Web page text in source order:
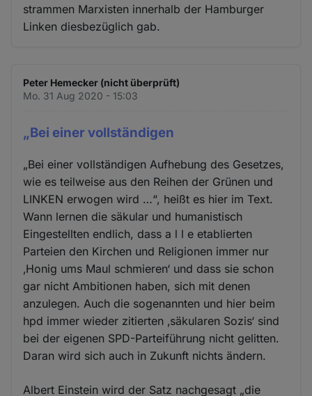
strammen Marxisten innerhalb der Hamburger
Linken diesbezüglich gab.
Peter Hemecker (nicht überprüft)
Mo. 31 Aug 2020 - 15:03
„Bei einer vollständigen
„Bei einer vollständigen Aufhebung des Gesetzes,
wie es teilweise aus den Reihen der Grünen und
LINKEN erwogen wird …“, heißt es hier im Text.
Wann lernen die säkular und humanistisch
Eingestellten endlich, dass a l l e etablierten
Parteien den Kirchen und Religionen immer nur
‚Honig ums Maul schmieren‘ und dass sie schon
gar nicht Ambitionen haben, sich mit denen
anzulegen. Auch die sogenannten und hier beim
hpd immer wieder zitierten ‚säkularen Sozis‘ sind
bei der eigenen SPD-Parteiführung nicht gelitten.
Daran wird sich auch in Zukunft nichts ändern.
Albert Einstein wird der Satz nachgesagt „die